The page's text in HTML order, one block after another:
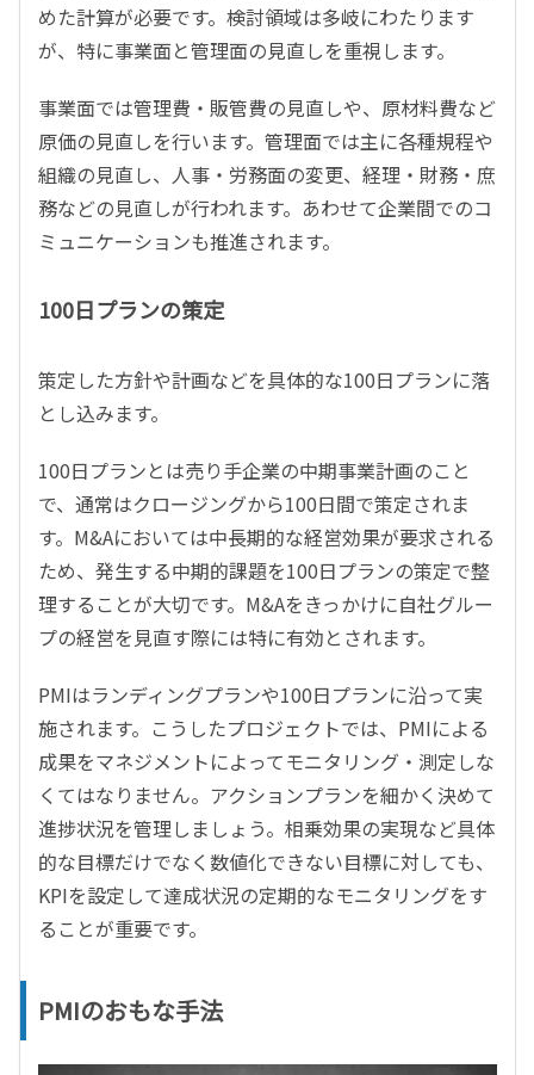
めた計算が必要です。検討領域は多岐にわたります
が、特に事業面と管理面の見直しを重視します。
事業面では管理費・販管費の見直しや、原材料費など
原価の見直しを行います。管理面では主に各種規程や
組織の見直し、人事・労務面の変更、経理・財務・庶
務などの見直しが行われます。あわせて企業間でのコ
ミュニケーションも推進されます。
100日プランの策定
策定した方針や計画などを具体的な100日プランに落
とし込みます。
100日プランとは売り手企業の中期事業計画のこと
で、通常はクロージングから100日間で策定されま
す。M&Aにおいては中長期的な経営効果が要求される
ため、発生する中期的課題を100日プランの策定で整
理することが大切です。M&Aをきっかけに自社グルー
プの経営を見直す際には特に有効とされます。
PMIはランディングプランや100日プランに沿って実
施されます。こうしたプロジェクトでは、PMIによる
成果をマネジメントによってモニタリング・測定しな
くてはなりません。アクションプランを細かく決めて
進捗状況を管理しましょう。相乗効果の実現など具体
的な目標だけでなく数値化できない目標に対しても、
KPIを設定して達成状況の定期的なモニタリングをす
ることが重要です。
PMIのおもな手法